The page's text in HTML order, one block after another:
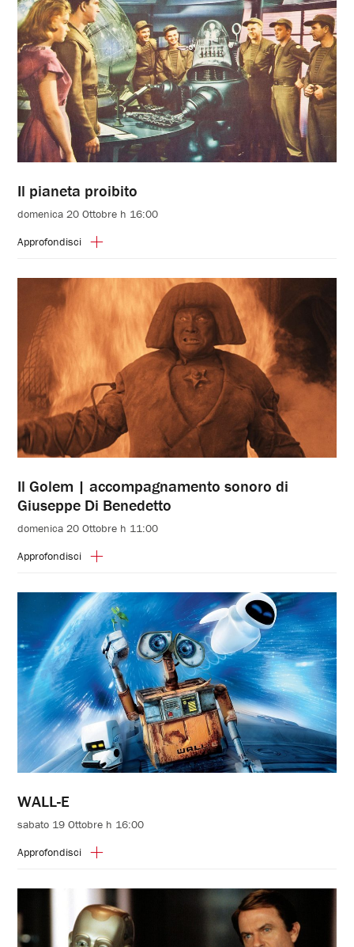
Il pianeta proibito
domenica 20 Ottobre h 16:00
Approfondisci
Il Golem | accompagnamento sonoro di
Giuseppe Di Benedetto
domenica 20 Ottobre h 11:00
Approfondisci
WALL-E
sabato 19 Ottobre h 16:00
Approfondisci